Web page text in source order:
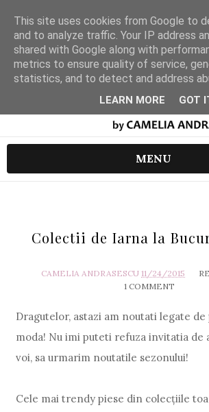
MENU
Colectii de Iarna la
CAMELIA ANDRASESCU 11/24/2015
1 COMMENT
Dragutelor, astazi am noutati legate
moda! Nu imi puteti refuza invitatia de
voi, sa urmarim noutatile sezonului!
Cele mai trendy piese din colecțiile
This site uses cookies from Google to
and to analyze traffic. Your IP address
shared with Google along with
metrics to ensure quality of service,
statistics, and to detect and address
LEARN MORE GOT